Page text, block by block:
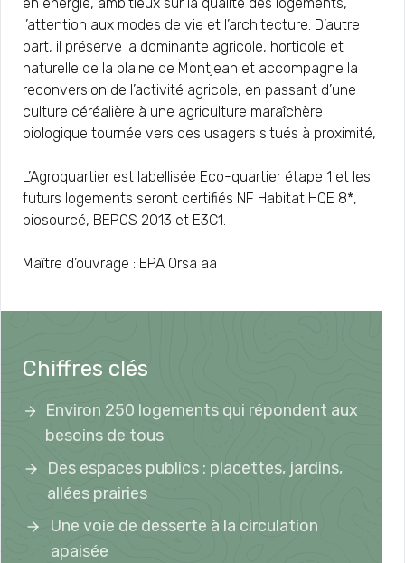
l’attention aux modes de vie et l’architecture. D’autre
part, il préserve la dominante agricole, horticole et
naturelle de la plaine de Montjean et accompagne la
reconversion de l’activité agricole, en passant d’une
culture céréalière à une agriculture maraîchère
biologique tournée vers des usagers situés à proximité,
L’Agroquartier est labellisée Eco-quartier étape 1 et les
futurs logements seront certifiés NF Habitat HQE 8*,
biosourcé, BEPOS 2013 et E3C1.
Maître d’ouvrage : EPA Orsa aa
Chiffres clés
Environ 250 logements qui répondent aux
besoins de tous
Des espaces publics : placettes, jardins,
allées prairies
Une voie de desserte à la circulation
apaisée